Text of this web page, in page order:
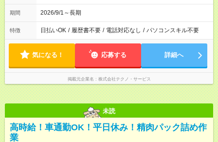
期間 2026/9/1～長期
特徴 日払いOK / 履歴書不要 / 電話対応なし / パソコンスキル不要
気になる！ 応募する 詳細へ
掲載元企業名 株式会社テクノ・サービス
未読
高時給！車通勤OK！平日休み！精肉パック詰め作
業